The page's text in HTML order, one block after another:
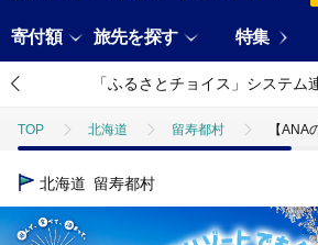
寄付額 旅先を探す 特集
「ふるさとチョイス」システム
TOP 北海道 留寿都村 【
TOP
TOP 宿泊券
北海道 留寿都村